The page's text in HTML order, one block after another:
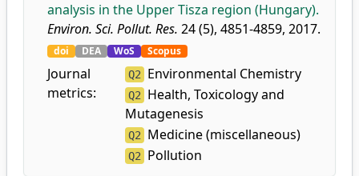
analysis in the Upper Tisza region (Hungary).
Environ. Sci. Pollut. Res. 24 (5), 4851-4859, 2017.
doi DEA WoS Scopus
Journal
metrics:
Q2 Environmental Chemistry
Q2
Health, Toxicology and
Mutagenesis
Q2 Medicine (miscellaneous)
Q2 Pollution